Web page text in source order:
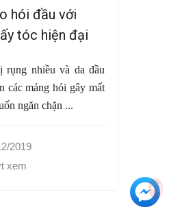
hói đầu với
tóc hiện đại
rụng nhiều và da đầu
các mảng hói gây mất
ngăn chặn ...
2019
xem
+3